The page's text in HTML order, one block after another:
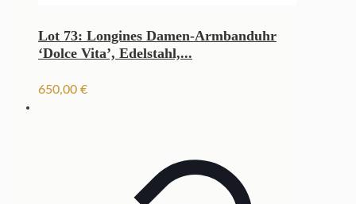
Lot 73: Longines Damen-Armbanduhr
‘Dolce Vita’, Edelstahl,...
650,00 €